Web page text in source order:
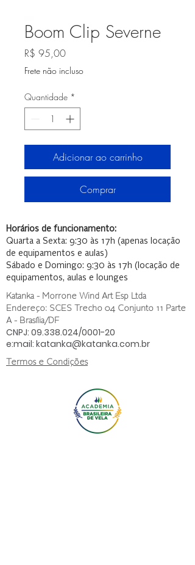
Boom Clip Severne
R$ 95,00Preço
Frete não incluso
Quantidade *
Adicionar ao carrinho
Comprar
Horários de funcionamento:
Quarta a Sexta: 9:30 às 17h (apenas locação
de equipamentos e aulas)
Sábado e Domingo: 9:30 às 17h (locação de
equipamentos, aulas e lounges
Katanka - Morrone Wind Art Esp Ltda
Endereço: SCES Trecho 04 Conjunto 11 Parte
A - Brasília/DF
CNPJ: 09.338.024/0001-20
e:mail: katanka@katanka.com.br
Termos e Condições